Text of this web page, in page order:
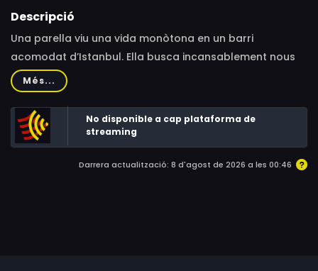
Descripció
Una parella viu una vida monòtona en un barri
acomodat d’Istanbul. Ella busca incansablement nous
passatemps per distreure’s, ja que la família gairebé ha
oblidat comunicar-se.
Més...
No disponible a cap plataforma de
streaming
Darrera actualització: 8 d'agost de 2026 a les 00:46